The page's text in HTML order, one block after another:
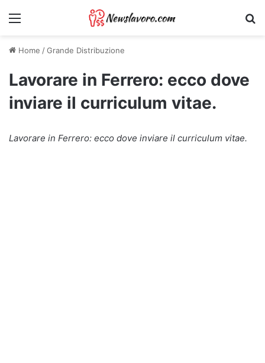
Menu
Home /Grande Distribuzione
Lavorare in Ferrero: ecco dove
inviare il curriculum vitae.
Lavorare in Ferrero: ecco dove inviare il curriculum vitae.